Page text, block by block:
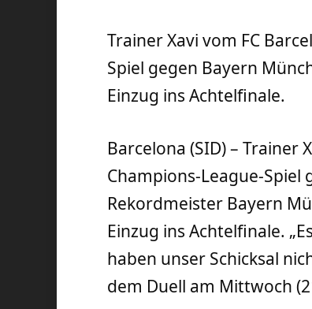
Trainer Xavi vom FC
Spiel gegen Bayern
Einzug ins Achtelfinale.
Barcelona (SID) – Trainer
Champions-League-Spiel
Rekordmeister Bayern
Einzug ins Achtelfinale.
haben unser Schicksal
dem Duell am Mittwoch